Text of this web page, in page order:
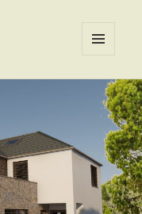
WIDGETEK